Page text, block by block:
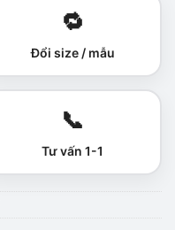
🔁
Đổi size / mẫu
📞
Tư vấn 1-1